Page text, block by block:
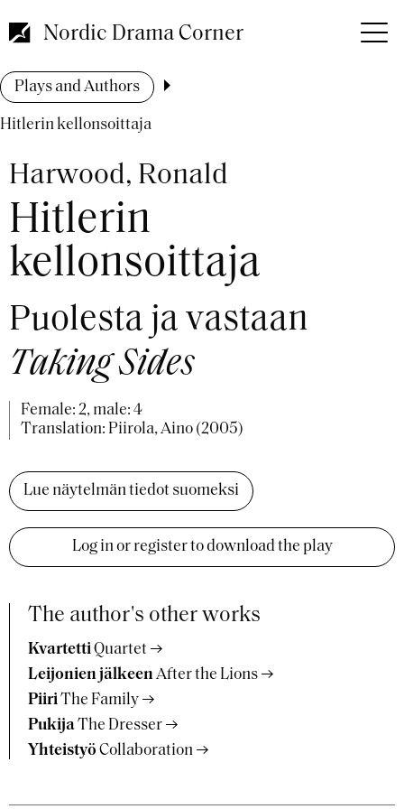
to
main
Nordic Drama Corner
Breadcrumb
Plays and Authors
Hitlerin kellonsoittaja
Harwood, Ronald
Hitlerin
kellonsoittaja
Puolesta ja vastaan
Taking Sides
Female: 2, male: 4
Translation: Piirola, Aino (2005)
Lue näytelmän tiedot suomeksi
Log in or register to download the play
The author's other works
KvartettiQuartet
Leijonien jälkeenAfter the Lions
PiiriThe Family
PukijaThe Dresser
YhteistyöCollaboration